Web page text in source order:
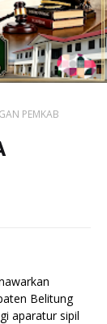
PEMKAB
Belitung
aparatur sipil